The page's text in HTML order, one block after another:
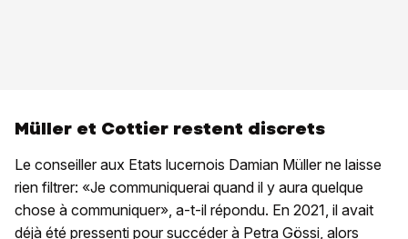
Müller et Cottier restent discrets
Le conseiller aux Etats lucernois Damian Müller ne laisse
rien filtrer: «Je communiquerai quand il y aura quelque
chose à communiquer», a-t-il répondu. En 2021, il avait
déjà été pressenti pour succéder à Petra Gössi, alors